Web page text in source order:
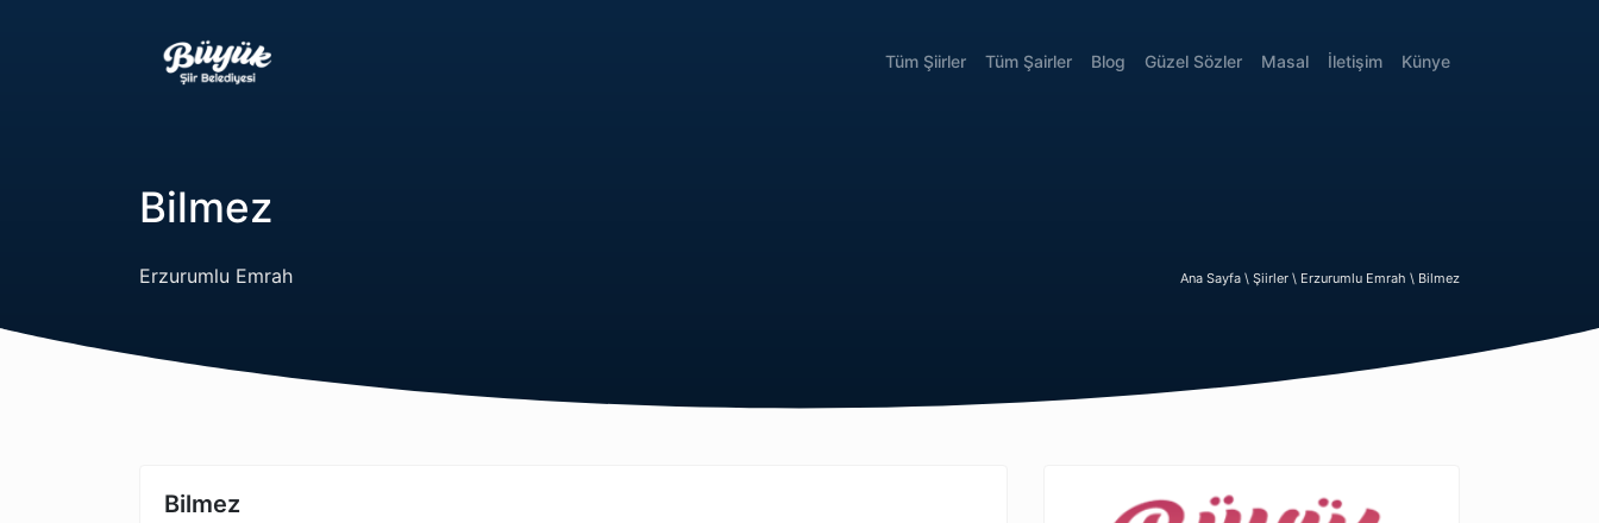
Tüm Şiirler Tüm Şairler Blog Güzel Sözler Masal İletişim Künye
Bilmez
Erzurumlu Emrah Ana Sayfa \ Şiirler \ Erzurumlu Emrah \ Bilmez
Bilmez